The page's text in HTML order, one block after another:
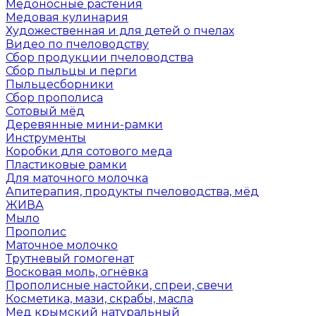
Медоносные растения
Медовая кулинария
Художественная и для детей о пчелах
Видео по пчеловодству
Сбор продукции пчеловодства
Сбор пыльцы и перги
Пыльцесборники
Сбор прополиса
Сотовый мёд
Деревянные мини-рамки
Инструменты
Коробки для сотового меда
Пластиковые рамки
Для маточного молочка
Апитерапия, продукты пчеловодства, мёд
ЖИВА
Мыло
Прополис
Маточное молочко
Трутневый гомогенат
Восковая моль, огнёвка
Прополисные настойки, спреи, свечи
Косметика, мази, скрабы, масла
Мед крымский натуральный